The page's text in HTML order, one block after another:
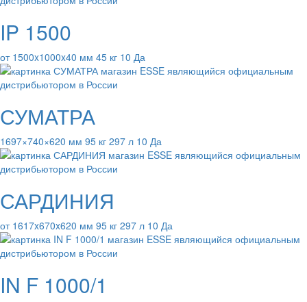
IP 1500
от 1500x1000x40 мм 45 кг 10 Да
СУМАТРА
1697×740×620 мм 95 кг 297 л 10 Да
САРДИНИЯ
от 1617x670x620 мм 95 кг 297 л 10 Да
IN F 1000/1